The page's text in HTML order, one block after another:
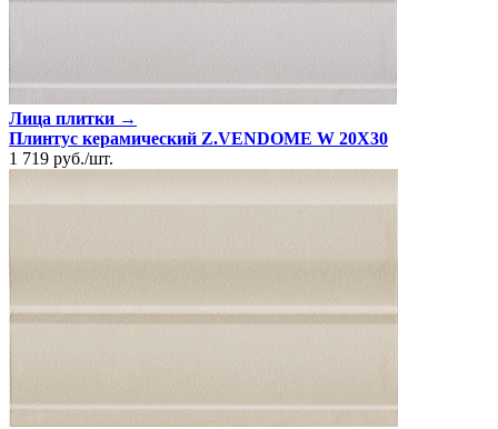
Лица плитки →
Плинтус керамический Z.VENDOME W 20X30
1 719 руб./шт.